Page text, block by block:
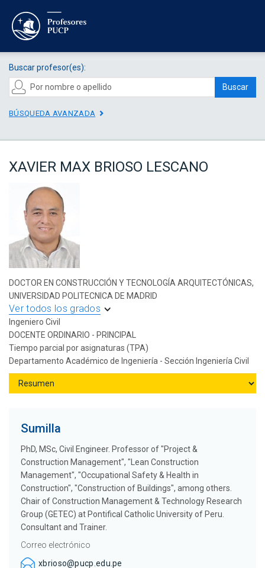
Buscar profesor(es):
Buscar
BÚSQUEDA AVANZADA
XAVIER MAX BRIOSO LESCANO
DOCTOR EN CONSTRUCCIÓN Y TECNOLOGÍA ARQUITECTÓNICAS,
UNIVERSIDAD POLITECNICA DE MADRID
Ver todos los grados
Ingeniero Civil
DOCENTE ORDINARIO - PRINCIPAL
Tiempo parcial por asignaturas (TPA)
Departamento Académico de Ingeniería - Sección Ingeniería Civil
Sumilla
PhD, MSc, Civil Engineer. Professor of "Project &
Construction Management", "Lean Construction
Management", "Occupational Safety & Health in
Construction", "Construction of Buildings", among others.
Chair of Construction Management & Technology Research
Group (GETEC) at Pontifical Catholic University of Peru.
Consultant and Trainer.
Correo electrónico
xbrioso@pucp.edu.pe